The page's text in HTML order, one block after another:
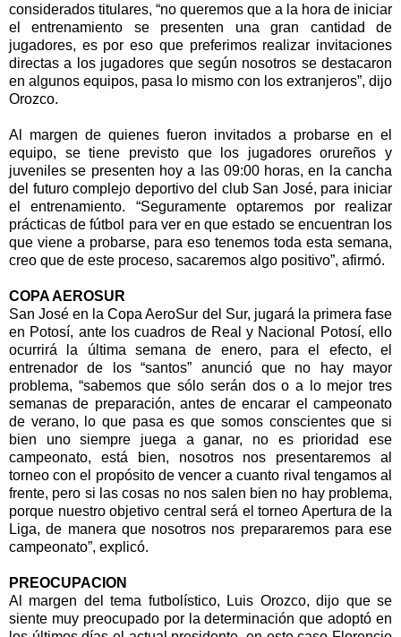
considerados titulares, “no queremos que a la hora de iniciar
el entrenamiento se presenten una gran cantidad de
jugadores, es por eso que preferimos realizar invitaciones
directas a los jugadores que según nosotros se destacaron
en algunos equipos, pasa lo mismo con los extranjeros”, dijo
Orozco.
Al margen de quienes fueron invitados a probarse en el
equipo, se tiene previsto que los jugadores orureños y
juveniles se presenten hoy a las 09:00 horas, en la cancha
del futuro complejo deportivo del club San José, para iniciar
el entrenamiento. “Seguramente optaremos por realizar
prácticas de fútbol para ver en que estado se encuentran los
que viene a probarse, para eso tenemos toda esta semana,
creo que de este proceso, sacaremos algo positivo”, afirmó.
COPA AEROSUR
San José en la Copa AeroSur del Sur, jugará la primera fase
en Potosí, ante los cuadros de Real y Nacional Potosí, ello
ocurrirá la última semana de enero, para el efecto, el
entrenador de los “santos” anunció que no hay mayor
problema, “sabemos que sólo serán dos o a lo mejor tres
semanas de preparación, antes de encarar el campeonato
de verano, lo que pasa es que somos conscientes que si
bien uno siempre juega a ganar, no es prioridad ese
campeonato, está bien, nosotros nos presentaremos al
torneo con el propósito de vencer a cuanto rival tengamos al
frente, pero si las cosas no nos salen bien no hay problema,
porque nuestro objetivo central será el torneo Apertura de la
Liga, de manera que nosotros nos prepararemos para ese
campeonato”, explicó.
PREOCUPACION
Al margen del tema futbolístico, Luis Orozco, dijo que se
siente muy preocupado por la determinación que adoptó en